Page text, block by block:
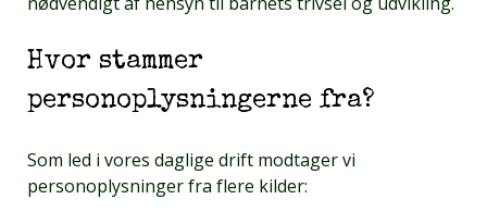
Hvor stammer
personoplysningerne fra?
Som led i vores daglige drift modtager vi
personoplysninger fra flere kilder: